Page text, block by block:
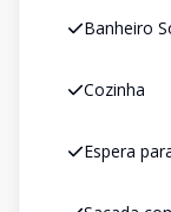
Banheiro
Cozinha
Espera